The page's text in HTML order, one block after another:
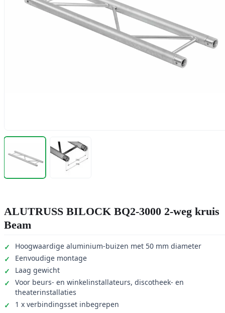
ALUTRUSS BILOCK BQ2-3000 2-weg kruis
Beam
Hoogwaardige aluminium-buizen met 50 mm diameter
Eenvoudige montage
Laag gewicht
Voor beurs- en winkelinstallateurs, discotheek- en
theaterinstallaties
1 x verbindingsset inbegrepen